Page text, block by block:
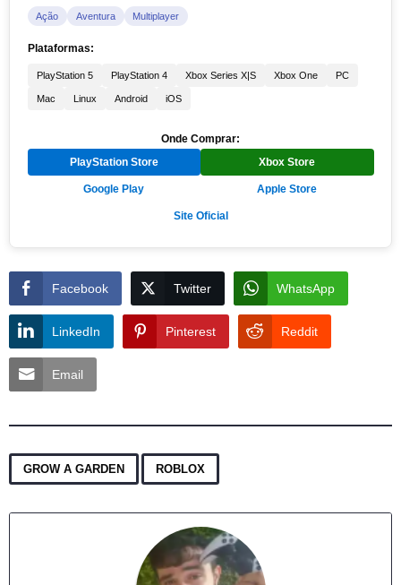
Ação Aventura Multiplayer
Plataformas:
PlayStation 5 PlayStation 4 Xbox Series X|S Xbox One PC
Mac Linux Android iOS
Onde Comprar:
PlayStation Store Xbox Store
Google Play Apple Store
Site Oficial
Facebook Twitter WhatsApp
LinkedIn Pinterest Reddit
Email
GROW A GARDEN ROBLOX